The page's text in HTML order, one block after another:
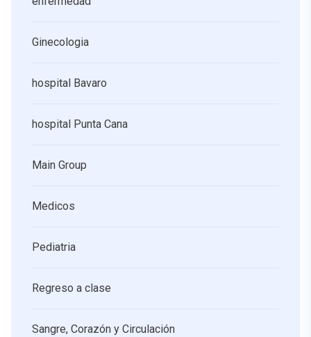
Ginecologia
hospital Bavaro
hospital Punta Cana
Main Group
Medicos
Pediatria
Regreso a clase
Sangre, Corazón y Circulación